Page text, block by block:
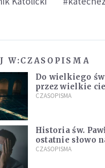
W:CZASOPISMA
Do wielkiego
przez wielkie
CZASOPISMA
Historia św.
ostatnie słowo
światła, a nie do
CZASOPISMA